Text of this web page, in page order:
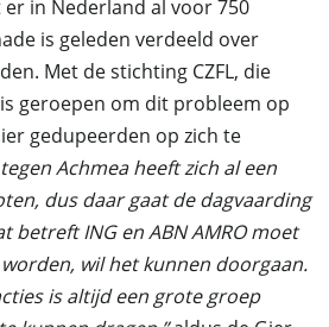
in Nederland al voor 750
is geleden verdeeld over
Met de stichting CZFL, die
geroepen om dit probleem op
gedupeerden op zich te
Achmea heeft zich al een
dus daar gaat de dagvaarding
betreft ING en ABN AMRO moet
wil het kunnen doorgaan.
is altijd een grote groep